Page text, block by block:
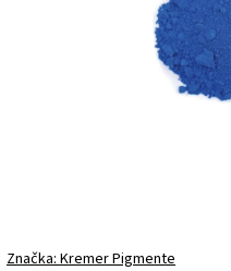
Značka:Kremer Pigmente